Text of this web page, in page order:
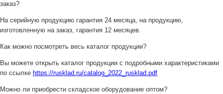
заказ?
На серийную продукцию гарантия 24 месяца, на продукцию,
изготовленную на заказ, гарантия 12 месяцев.
Как можно посмотреть весь каталог продукции?
Вы можете открыть каталог продукции с подробными характеристиками
по ссылке https://rusklad.ru/catalog_2022_rusklad.pdf
Можно ли приобрести складское оборудование оптом?